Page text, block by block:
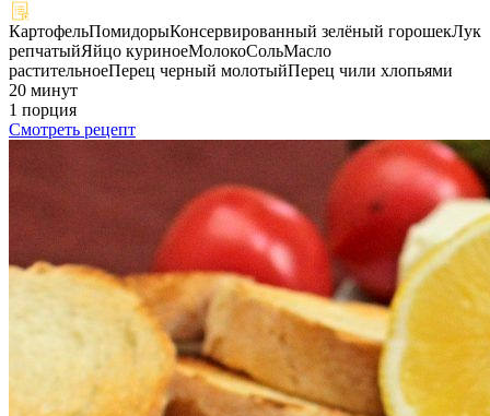
КартофельПомидорыКонсервированный зелёный горошекЛук
репчатыйЯйцо куриноеМолокоСольМасло
растительноеПерец черный молотыйПерец чили хлопьями
20 минут
1 порция
Смотреть рецепт